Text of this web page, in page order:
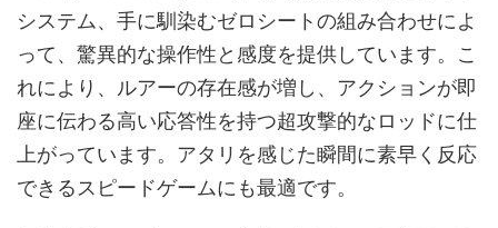
システム、手に馴染むゼロシートの組み合わせによ
って、驚異的な操作性と感度を提供しています。こ
れにより、ルアーの存在感が増し、アクションが即
座に伝わる高い応答性を持つ超攻撃的なロッドに仕
上がっています。アタリを感じた瞬間に素早く反応
できるスピードゲームにも最適です。